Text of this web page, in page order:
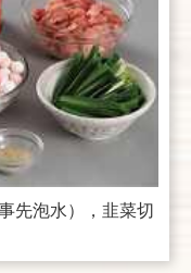
先泡水），韭菜切